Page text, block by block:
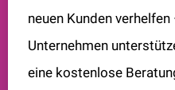
neuen Kunden
Unternehmen
eine kostenlose